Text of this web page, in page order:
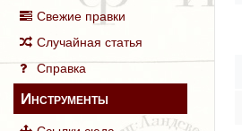
Свежие правки
Случайная статья
Справка
Инструменты